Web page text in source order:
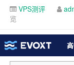
VPS测评
览